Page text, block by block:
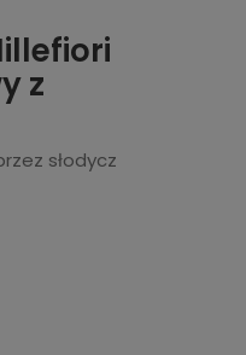
z
słodycz